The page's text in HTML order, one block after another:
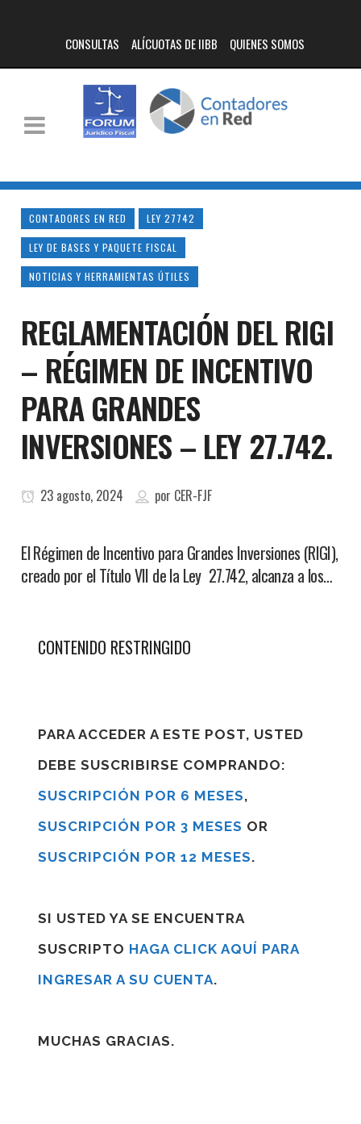
CONSULTAS ALÍCUOTAS DE IIBB QUIENES SOMOS
CONTADORES EN RED LEY 27742
LEY DE BASES Y PAQUETE FISCAL
NOTICIAS Y HERRAMIENTAS ÚTILES
REGLAMENTACIÓN DEL RIGI
– RÉGIMEN DE INCENTIVO
PARA GRANDES
INVERSIONES – LEY 27.742.
23 agosto, 2024 por CER-FJF
El Régimen de Incentivo para Grandes Inversiones (RIGI),
creado por el Título VII de la Ley 27.742, alcanza a los…
CONTENIDO RESTRINGIDO
PARA ACCEDER A ESTE POST, USTED
DEBE SUSCRIBIRSE COMPRANDO:
SUSCRIPCIÓN POR 6 MESES,
SUSCRIPCIÓN POR 3 MESES OR
SUSCRIPCIÓN POR 12 MESES.
SI USTED YA SE ENCUENTRA
SUSCRIPTO HAGA CLICK AQUÍ PARA
INGRESAR A SU CUENTA.
MUCHAS GRACIAS.